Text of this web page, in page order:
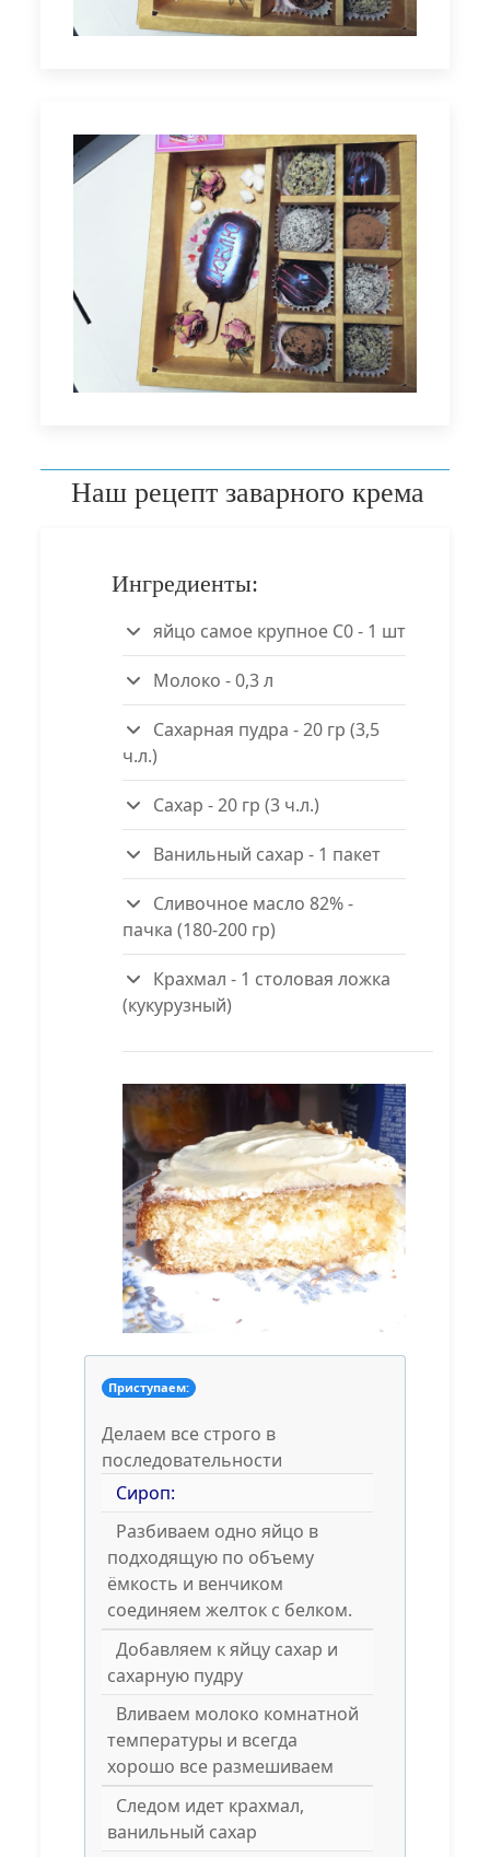
Наш рецепт заварного крема
Ингредиенты:
яйцо самое крупное С0 - 1 шт
Молоко - 0,3 л
Сахарная пудра - 20 гр (3,5
ч.л.)
Сахар - 20 гр (3 ч.л.)
Ванильный сахар - 1 пакет
Сливочное масло 82% -
пачка (180-200 гр)
Крахмал - 1 столовая ложка
(кукурузный)
Приступаем:
Делаем все строго в
последовательности
Сироп:
Разбиваем одно яйцо в
подходящую по объему
ёмкость и венчиком
соединяем желток с белком.
Добавляем к яйцу сахар и
сахарную пудру
Вливаем молоко комнатной
температуры и всегда
хорошо все размешиваем
Следом идет крахмал,
ванильный сахар